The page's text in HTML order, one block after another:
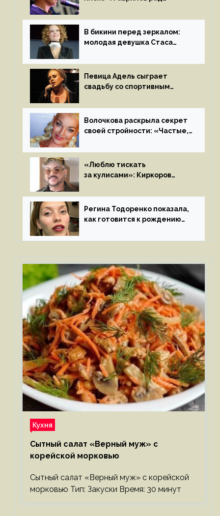
иноагентов
В бикини перед зеркалом:
молодая девушка Стаса
на камеру
Певица Адель сыграет
свадьбу со спортивным
летом
Волочкова раскрыла секрет
своей стройности: «Частые,
«Люблю тискать
за кулисами»: Киркоров
к молодой особе
Регина Тодоренко показала,
как готовится к рождению
Кухня
Сытный салат «Верный муж» с
корейской морковью
Сытный салат «Верный муж» с корейской
морковью Тип: Закуски Время: 30 минут